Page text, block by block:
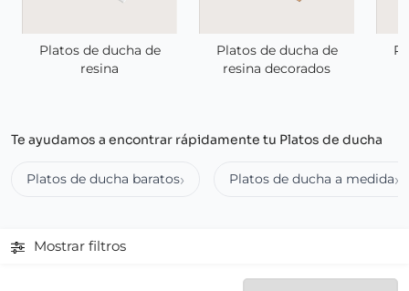
Platos de ducha de
resina
Platos de ducha de
resina decorados
Te ayudamos a encontrar rápidamente tu Platos de ducha
Platos de ducha baratos Platos de ducha a medida
Mostrar filtros